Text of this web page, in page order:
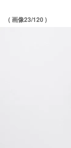
( 画像23/120 )